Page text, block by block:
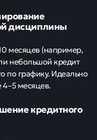
дисциплины
месяцев (например,
небольшой кредит
по графику. Идеально
месяцев.
кредитного